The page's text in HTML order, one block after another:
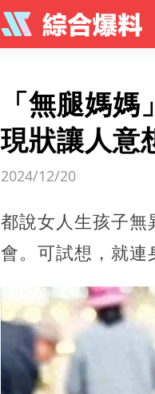
「無腿媽
現狀讓人意
2024/12/20
都說女人生孩子無
會。可試想，就連